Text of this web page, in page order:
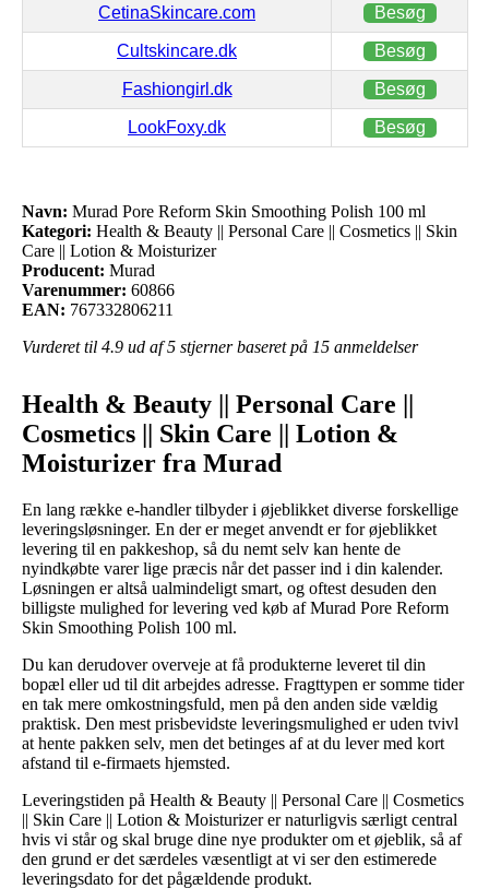
CetinaSkincare.com Besøg
Cultskincare.dk Besøg
Fashiongirl.dk Besøg
LookFoxy.dk Besøg
Navn: Murad Pore Reform Skin Smoothing Polish 100 ml
Kategori: Health & Beauty || Personal Care || Cosmetics || Skin
Care || Lotion & Moisturizer
Producent: Murad
Varenummer: 60866
EAN: 767332806211
Vurderet til 4.9 ud af 5 stjerner baseret på 15 anmeldelser
Health & Beauty || Personal Care ||
Cosmetics || Skin Care || Lotion &
Moisturizer fra Murad
En lang række e-handler tilbyder i øjeblikket diverse forskellige
leveringsløsninger. En der er meget anvendt er for øjeblikket
levering til en pakkeshop, så du nemt selv kan hente de
nyindkøbte varer lige præcis når det passer ind i din kalender.
Løsningen er altså ualmindeligt smart, og oftest desuden den
billigste mulighed for levering ved køb af Murad Pore Reform
Skin Smoothing Polish 100 ml.
Du kan derudover overveje at få produkterne leveret til din
bopæl eller ud til dit arbejdes adresse. Fragttypen er somme tider
en tak mere omkostningsfuld, men på den anden side vældig
praktisk. Den mest prisbevidste leveringsmulighed er uden tvivl
at hente pakken selv, men det betinges af at du lever med kort
afstand til e-firmaets hjemsted.
Leveringstiden på Health & Beauty || Personal Care || Cosmetics
|| Skin Care || Lotion & Moisturizer er naturligvis særligt central
hvis vi står og skal bruge dine nye produkter om et øjeblik, så af
den grund er det særdeles væsentligt at vi ser den estimerede
leveringsdato for det pågældende produkt.